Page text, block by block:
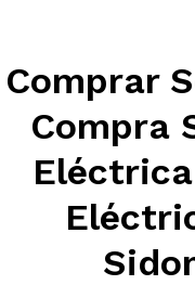
Comprar
Compra